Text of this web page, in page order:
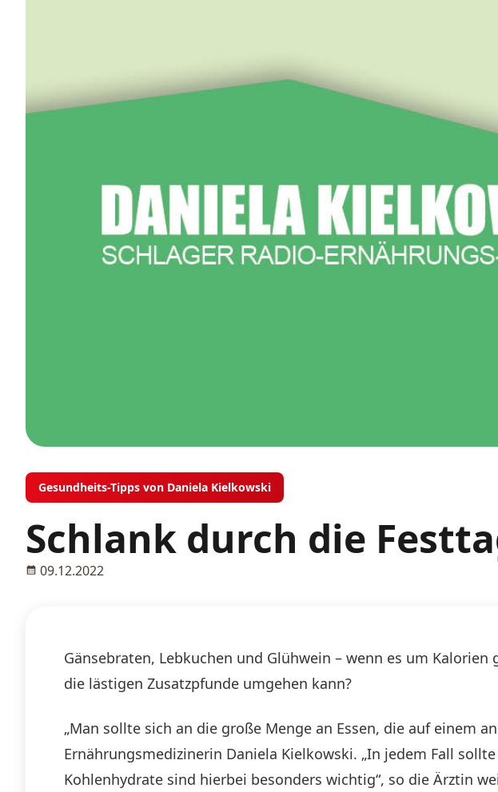
Gesundheits-Tipps von Daniela Kielkowski
Schlank durch die
09.12.2022
Gänsebraten, Lebkuchen und Glühwein – wenn es um
die lästigen Zusatzpfunde umgehen kann?
„Man sollte sich an die große Menge an Essen, die auf einem
Ernährungsmedizinerin Daniela Kielkowski. „In jedem Fall
Kohlenhydrate sind hierbei besonders wichtig“, so die Ärztin